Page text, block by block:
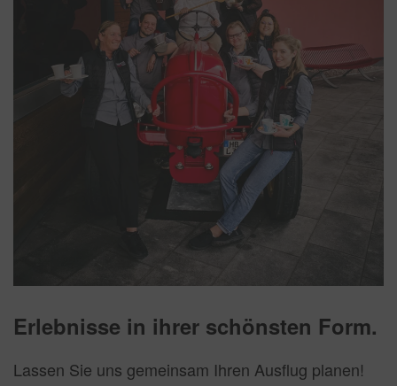
Erlebnisse in ihrer schönsten Form.
Lassen Sie uns gemeinsam Ihren Ausflug planen!